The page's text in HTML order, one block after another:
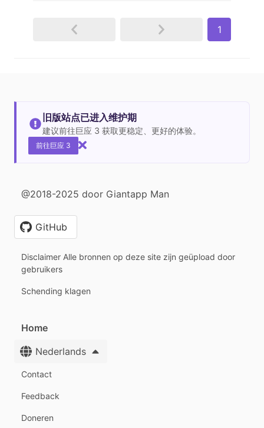
1
旧版站点已进入维护期
建议前往巨应 3 获取更稳定、更好的体验。
前往巨应 3
@2018-2025 door Giantapp Man
GitHub
Disclaimer Alle bronnen op deze site zijn geüpload door
gebruikers
Schending klagen
Home
Nederlands
Contact
Feedback
Doneren